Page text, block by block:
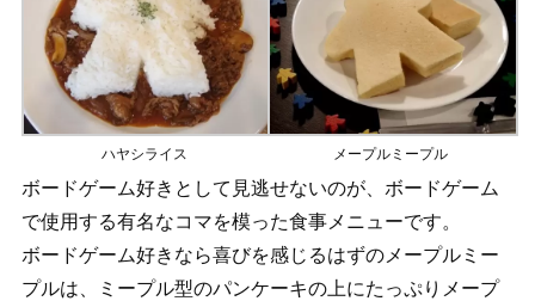
ハヤシライス メープルミープル
ボードゲーム好きとして見逃せないのが、ボードゲーム
で使用する有名なコマを模った食事メニューです。
ボードゲーム好きなら喜びを感じるはずのメープルミー
プルは、ミープル型のパンケーキの上にたっぷりメープ